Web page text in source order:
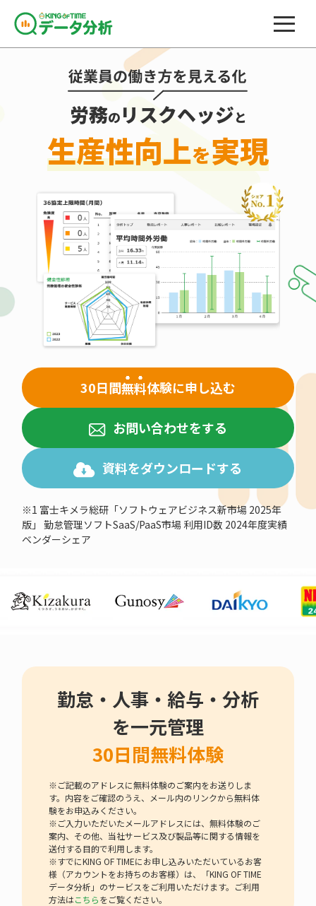
労務のリスクヘッジと
生産性向上を実現
30日間無料体験に申し込む
お問い合わせをする
資料をダウンロードする
※1 富士キメラ総研「ソフトウェアビジネス新市場 2025年
版」 勤怠管理ソフトSaaS/PaaS市場 利用ID数 2024年度実績
ベンダーシェア
勤怠・人事・給与・分析
を一元管理
30日間無料体験
※ご記載のアドレスに無料体験のご案内をお送りしま
す。内容をご確認のうえ、メール内のリンクから無料体
験をお申込みください。
※ご入力いただいたメールアドレスには、無料体験のご
案内、その他、当社サービス及び製品等に関する情報を
送付する目的で利用します。
※すでにKING OF TIMEにお申し込みいただいているお客
様（アカウントをお持ちのお客様）は、「KING OF TIME
データ分析」のサービスをご利用いただけます。ご利用
方法はこちらをご覧ください。